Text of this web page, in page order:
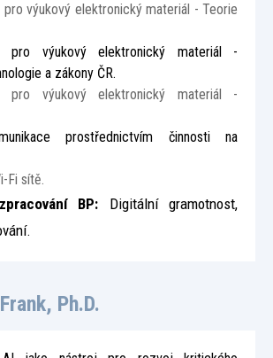
pro výukový elektronický materiál - Teorie
pro výukový elektronický materiál -
a zákony ČR.
pro výukový elektronický materiál -
prostřednictvím činnosti na
Fi sítě.
BP: Digitální gramotnost,
Ph.D.